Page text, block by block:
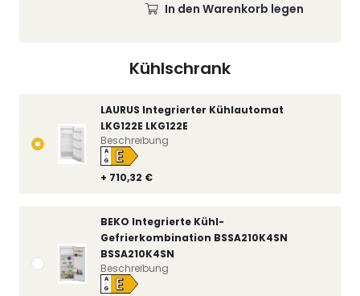
Kühlschrank
LAURUS Integrierter Kühlautomat
LKG122E LKG122E
+ 710,32 €
A
↑
G E
Beschreibung
BEKO Integrierte Kühl-
Gefrierkombination BSSA210K4SN
BSSA210K4SN
A
↑
G E
Beschreibung
In den Warenkorb legen